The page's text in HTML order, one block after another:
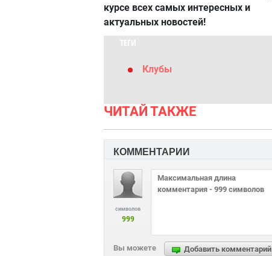
курсе всех самых интересных и
актуальных новостей!
ТЕГИ
Клубы
ЧИТАЙ ТАКЖЕ
КОММЕНТАРИИ
символов
999
Добавить комментарий
Вы можете